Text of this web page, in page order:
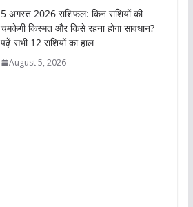
5 अगस्त 2026 राशिफल: किन राशियों की
चमकेगी किस्मत और किसे रहना होगा सावधान?
पढ़ें सभी 12 राशियों का हाल
August 5, 2026